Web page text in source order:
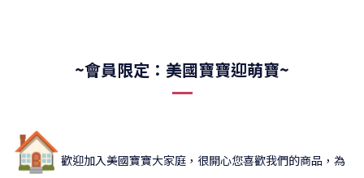
~會員限定：美國寶寶迎萌寶~
🏠歡迎加入美國寶寶大家庭，很開心您喜歡我們的商品，為